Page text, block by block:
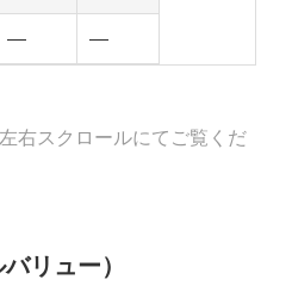
— —
右スクロールにてご覧くだ
リュー）